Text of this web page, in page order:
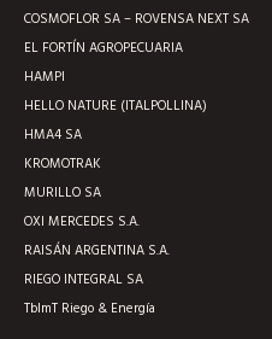
COSMOFLOR SA – ROVENSA NEXT SA
EL FORTÍN AGROPECUARIA
HAMPI
HELLO NATURE (ITALPOLLINA)
HMA4 SA
KROMOTRAK
MURILLO SA
OXI MERCEDES S.A.
RAISÁN ARGENTINA S.A.
RIEGO INTEGRAL SA
TblmT Riego & Energía